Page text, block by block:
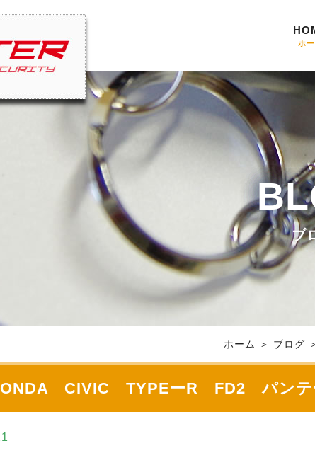
ホ
ブ
ホーム ＞ ブログ
CIVIC TYPEーR FD2 パンテ